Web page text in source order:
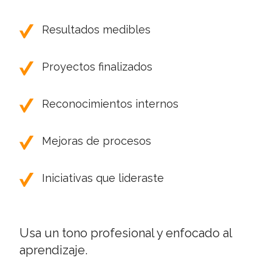
Resultados medibles
Proyectos finalizados
Reconocimientos internos
Mejoras de procesos
Iniciativas que lideraste
Usa un tono profesional y enfocado al
aprendizaje.